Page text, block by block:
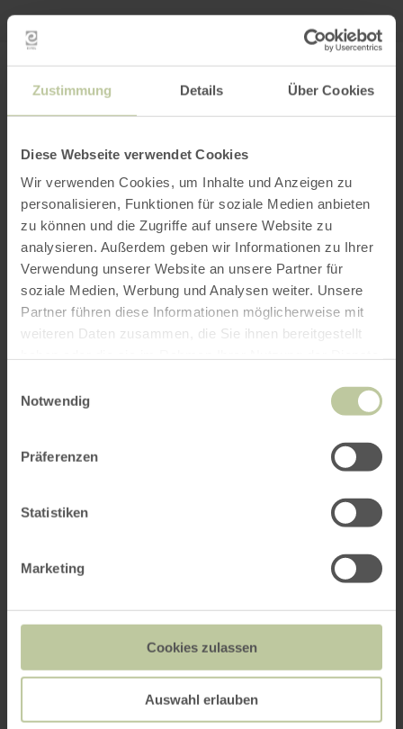
Zustimmung Details Über Cookies
Diese Webseite verwendet Cookies
Wir verwenden Cookies, um Inhalte und Anzeigen zu
personalisieren, Funktionen für soziale Medien anbieten
zu können und die Zugriffe auf unsere Website zu
analysieren. Außerdem geben wir Informationen zu Ihrer
Verwendung unserer Website an unsere Partner für
soziale Medien, Werbung und Analysen weiter. Unsere
Partner führen diese Informationen möglicherweise mit
weiteren Daten zusammen, die Sie ihnen bereitgestellt
Notwendig
Präferenzen
Statistiken
Marketing
Cookies zulassen
Auswahl erlauben
PLANEN SIE IHRE
ANREISE
per Google Maps
Anfahrt von:
interessieren